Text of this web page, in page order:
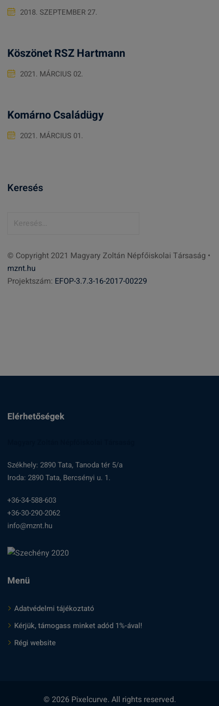
2018. SZEPTEMBER 27.
Köszönet RSZ Hartmann
2021. MÁRCIUS 02.
Komárno Családügy
2021. MÁRCIUS 01.
Keresés
e
s
é
© Copyright 2021 Magyary Zoltán Népfőiskolai Társaság •
mznt.hu
Projektszám: EFOP-3.7.3-16-2017-00229
Elérhetőségek
Székhely: 2890 Tata, Tanoda tér 5/a
Iroda: 2890 Tata, Bercsényi u. 1.
+36-34-588-603
+36-30-290-2062
info@mznt.hu
Menü
Adatvédelmi tájékoztató
Kérjük, támogass minket adód 1%-ával!
Régi website
© 2026 Pixelcurve. All rights reserved.